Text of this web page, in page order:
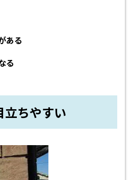
ある
る
立ちやすい